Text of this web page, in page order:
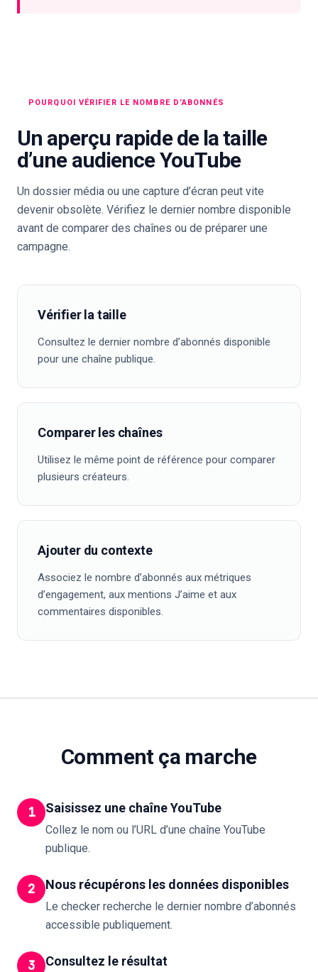
POURQUOI VÉRIFIER LE NOMBRE D’ABONNÉS
Un aperçu rapide de la taille
d’une audience YouTube
Un dossier média ou une capture d’écran peut vite
devenir obsolète. Vérifiez le dernier nombre disponible
avant de comparer des chaînes ou de préparer une
campagne.
Vérifier la taille
Consultez le dernier nombre d’abonnés disponible
pour une chaîne publique.
Comparer les chaînes
Utilisez le même point de référence pour comparer
plusieurs créateurs.
Ajouter du contexte
Associez le nombre d’abonnés aux métriques
d’engagement, aux mentions J’aime et aux
commentaires disponibles.
Comment ça marche
1 Saisissez une chaîne YouTube
Collez le nom ou l’URL d’une chaîne YouTube
publique.
2 Nous récupérons les données disponibles
Le checker recherche le dernier nombre d’abonnés
accessible publiquement.
3 Consultez le résultat